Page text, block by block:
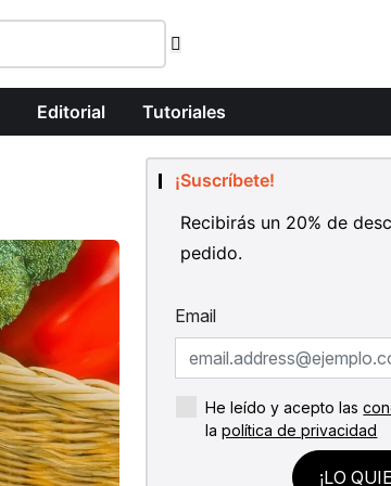
Editorial Tutoriales
¡Suscríbete!
Recibirás un 20% de
pedido.